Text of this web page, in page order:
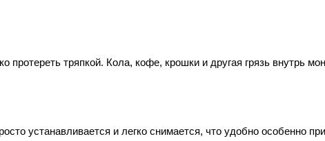
протереть тряпкой. Кола, кофе, крошки и другая грязь внутрь
устанавливается и легко снимается, что удобно особенно при